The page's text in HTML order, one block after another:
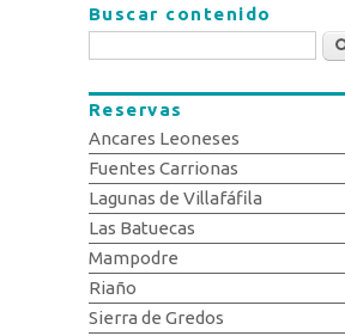
Buscar contenido
Reservas
Ancares Leoneses
Fuentes Carrionas
Lagunas de Villafáfila
Las Batuecas
Mampodre
Riaño
Sierra de Gredos